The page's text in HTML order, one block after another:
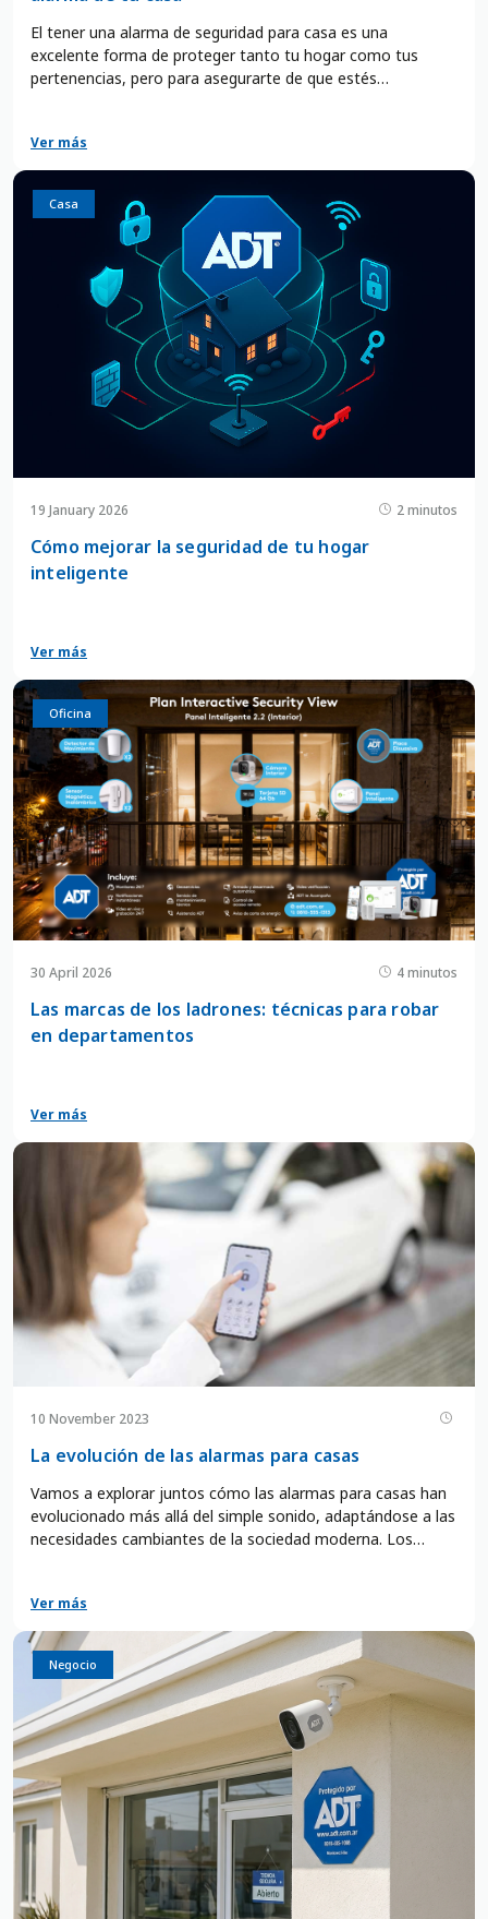
El tener una alarma de seguridad para casa es una
excelente forma de proteger tanto tu hogar como tus
pertenencias, pero para asegurarte de que estés
avanza a pasos agigantados, es importante que estemos
alerta y tomemos medidas preventivas para evitar
situaciones de riesgo. Por ello, es importante que conozcas
cuáles son los códigos de seguridad más comunes y cuáles
son las mejores opciones para proteger tu hogar.
Ver más
Casa
19 January 2026 2 minutos
Cómo mejorar la seguridad de tu hogar
inteligente
Ver más
Casa
Oficina
30 April 2026 4 minutos
Las marcas de los ladrones: técnicas para robar
en departamentos
Ver más
10 November 2023
La evolución de las alarmas para casas
Vamos a explorar juntos cómo las alarmas para casas han
evolucionado más allá del simple sonido, adaptándose a las
necesidades cambiantes de la sociedad moderna. Los
precedentes en la era digital actual. Esta evolución no sólo
es testimonio de la inventiva humana, sino también de la
inquebrantable determinación de salvaguardar lo que más
valoramos: nuestro hogar.
Ver más
Negocio